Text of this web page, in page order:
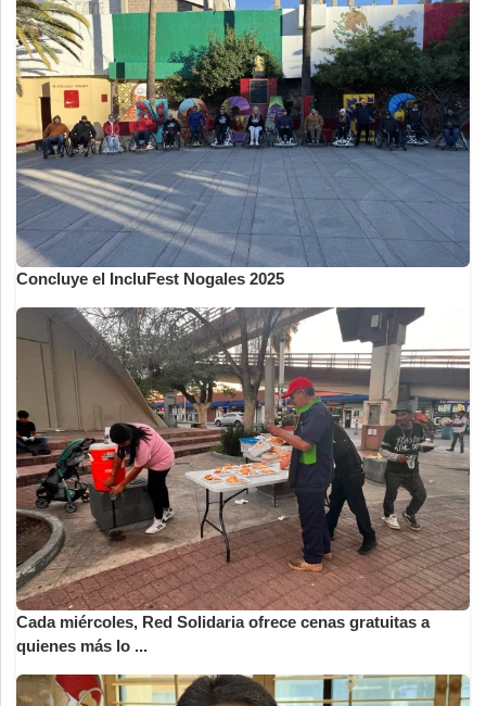
Concluye el IncluFest Nogales 2025
Cada miércoles, Red Solidaria ofrece cenas gratuitas a
quienes más lo ...